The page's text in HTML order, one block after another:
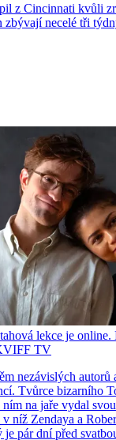
z Cincinnati kvůli
zbývají necelé tři
lekce je online.
TV
nezávislých autorů
Tvůrce bizarního
na jaře vydal
níž Zendaya a
pár dní před